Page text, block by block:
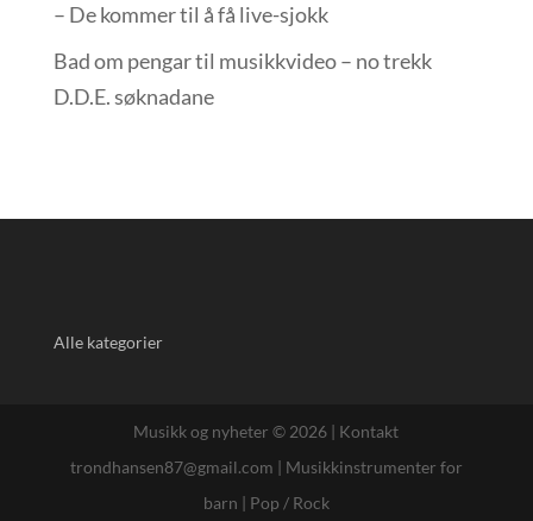
– De kommer til å få live-sjokk
Bad om pengar til musikkvideo – no trekk
D.D.E. søknadane
Alle kategorier
Musikk og nyheter © 2026 | Kontakt
trondhansen87@gmail.com | Musikkinstrumenter for
barn | Pop / Rock